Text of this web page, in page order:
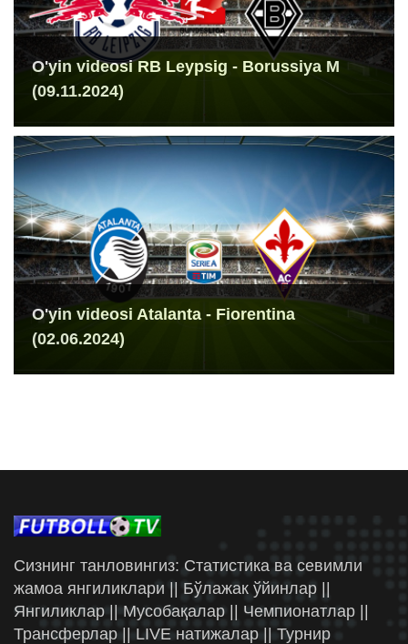
O'yin videosi RB Leypsig - Borussiya M
(09.11.2024)
O'yin videosi Atalanta - Fiorentina
(02.06.2024)
Сизнинг танловингиз: Статистика ва севимли
жамоа янгиликлари || Бўлажак ўйинлар ||
Янгиликлар || Мусобақалар || Чемпионатлар ||
Трансферлар || LIVE натижалар || Турнир